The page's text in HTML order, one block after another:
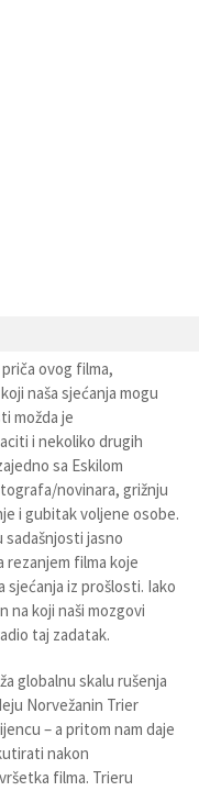
ovog filma,
naša sjećanja mogu
možda je
i nekoliko drugih
sa Eskilom
novinara, grižnju
i gubitak voljene osobe.
jasno
rezanjem filma koje
iz prošlosti. Iako
na koji naši mozgovi
taj zadatak.
globalnu skalu rušenja
Norvežanin Trier
– a pritom nam daje
nakon
filma. Trieru